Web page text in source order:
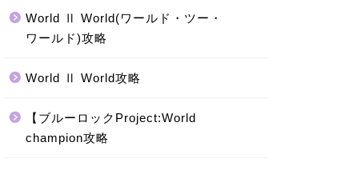
World Ⅱ World(ワールド・ツー・
ワールド)攻略
World Ⅱ World攻略
【ブルーロックProject:World
champion攻略